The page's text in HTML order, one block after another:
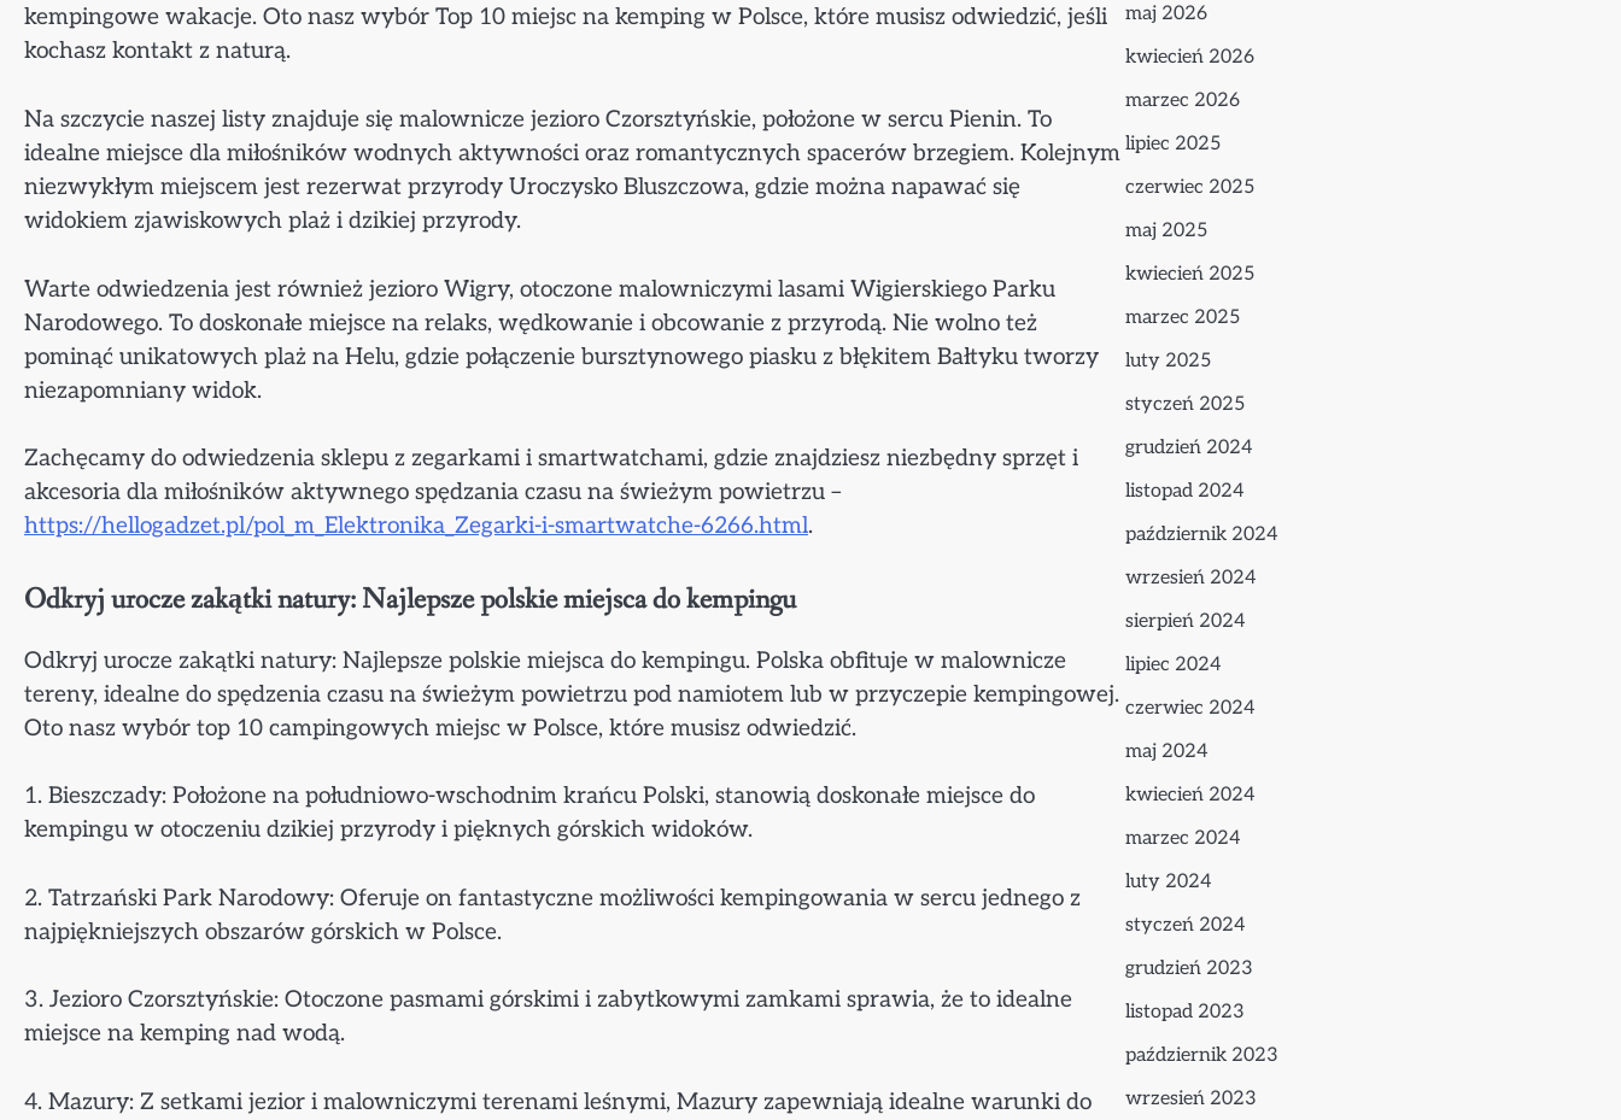
kempingowe wakacje. Oto nasz wybór Top 10 miejsc na kemping w Polsce, które musisz odwiedzić, jeśli
kochasz kontakt z naturą.
Na szczycie naszej listy znajduje się malownicze jezioro Czorsztyńskie, położone w sercu Pienin. To
idealne miejsce dla miłośników wodnych aktywności oraz romantycznych spacerów brzegiem. Kolejnym
niezwykłym miejscem jest rezerwat przyrody Uroczysko Bluszczowa, gdzie można napawać się
widokiem zjawiskowych plaż i dzikiej przyrody.
Warte odwiedzenia jest również jezioro Wigry, otoczone malowniczymi lasami Wigierskiego Parku
Narodowego. To doskonałe miejsce na relaks, wędkowanie i obcowanie z przyrodą. Nie wolno też
pominąć unikatowych plaż na Helu, gdzie połączenie bursztynowego piasku z błękitem Bałtyku tworzy
niezapomniany widok.
Zachęcamy do odwiedzenia sklepu z zegarkami i smartwatchami, gdzie znajdziesz niezbędny sprzęt i
akcesoria dla miłośników aktywnego spędzania czasu na świeżym powietrzu –
https://hellogadzet.pl/pol_m_Elektronika_Zegarki-i-smartwatche-6266.html.
Odkryj urocze zakątki natury: Najlepsze polskie miejsca do kempingu
Odkryj urocze zakątki natury: Najlepsze polskie miejsca do kempingu. Polska obfituje w malownicze
tereny, idealne do spędzenia czasu na świeżym powietrzu pod namiotem lub w przyczepie kempingowej.
Oto nasz wybór top 10 campingowych miejsc w Polsce, które musisz odwiedzić.
1. Bieszczady: Położone na południowo-wschodnim krańcu Polski, stanowią doskonałe miejsce do
kempingu w otoczeniu dzikiej przyrody i pięknych górskich widoków.
2. Tatrzański Park Narodowy: Oferuje on fantastyczne możliwości kempingowania w sercu jednego z
najpiękniejszych obszarów górskich w Polsce.
3. Jezioro Czorsztyńskie: Otoczone pasmami górskimi i zabytkowymi zamkami sprawia, że to idealne
miejsce na kemping nad wodą.
4. Mazury: Z setkami jezior i malowniczymi terenami leśnymi, Mazury zapewniają idealne warunki do
maj 2026
kwiecień 2026
marzec 2026
lipiec 2025
czerwiec 2025
maj 2025
kwiecień 2025
marzec 2025
luty 2025
styczeń 2025
grudzień 2024
listopad 2024
październik 2024
wrzesień 2024
sierpień 2024
lipiec 2024
czerwiec 2024
maj 2024
kwiecień 2024
marzec 2024
luty 2024
styczeń 2024
grudzień 2023
listopad 2023
październik 2023
wrzesień 2023